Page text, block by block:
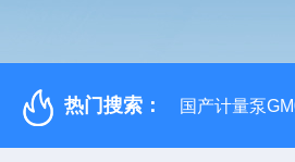
热门搜索： 国产计量泵